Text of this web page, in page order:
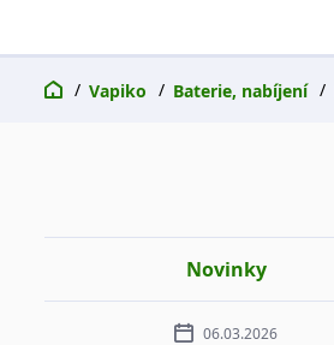
Vapiko Baterie, nabíjení
Novinky
06.03.2026